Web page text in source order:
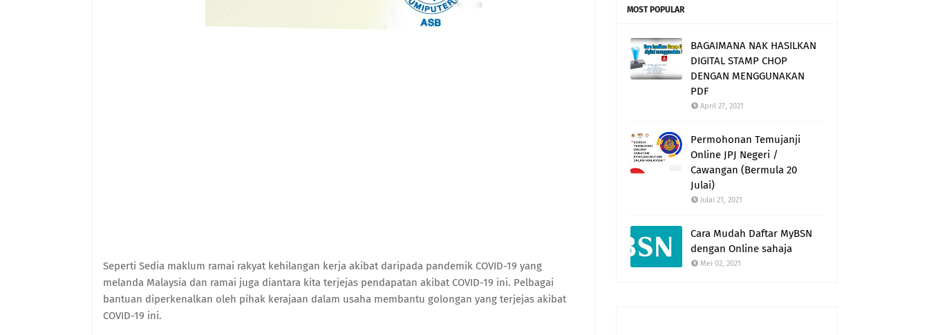
Seperti Sedia maklum ramai rakyat kehilangan kerja akibat daripada pandemik COVID-19 yang
melanda Malaysia dan ramai juga diantara kita terjejas pendapatan akibat COVID-19 ini. Pelbagai
bantuan diperkenalkan oleh pihak kerajaan dalam usaha membantu golongan yang terjejas akibat
COVID-19 ini.
MOST POPULAR
BAGAIMANA NAK HASILKAN
DIGITAL STAMP CHOP
DENGAN MENGGUNAKAN
PDF
April 27, 2021
Permohonan Temujanji
Online JPJ Negeri /
Cawangan (Bermula 20
Julai)
Julai 21, 2021
Cara Mudah Daftar MyBSN
dengan Online sahaja
Mei 02, 2021